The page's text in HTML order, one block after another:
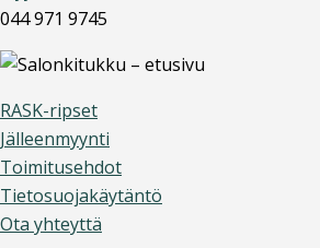
044 971 9745
RASK-ripset
Jälleenmyynti
Toimitusehdot
Tietosuojakäytäntö
Ota yhteyttä